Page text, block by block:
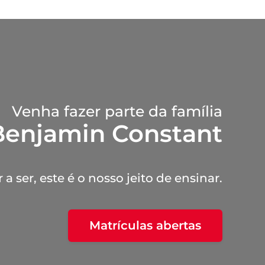
Venha fazer parte da família
Constant
ser, este é o nosso jeito de ensinar.
Matrículas abertas